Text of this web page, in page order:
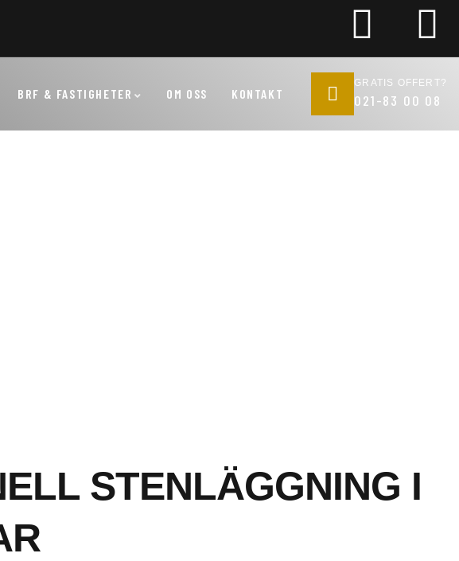
BRF & FASTIGHETER OM OSS KONTAKT
GRATIS OFFERT?
021-83 00 08
STENLÄGGNING I